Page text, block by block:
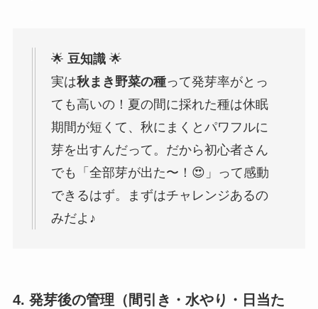
🌟 豆知識🌟
実は秋まき野菜の種って発芽率がとっ
ても高いの！夏の間に採れた種は休眠
期間が短くて、秋にまくとパワフルに
芽を出すんだって。だから初心者さん
でも「全部芽が出た〜！😍」って感動
できるはず。まずはチャレンジあるの
みだよ♪
4. 発芽後の管理（間引き・水やり・日当た